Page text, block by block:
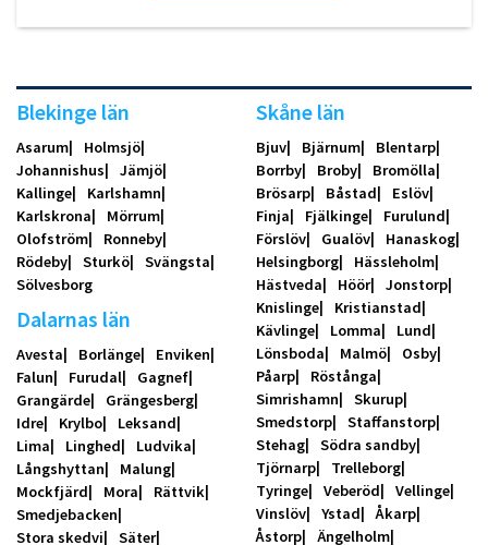
Blekinge län
Asarum
Holmsjö
Johannishus
Jämjö
Kallinge
Karlshamn
Karlskrona
Mörrum
Olofström
Ronneby
Rödeby
Sturkö
Svängsta
Sölvesborg
Dalarnas län
Avesta Borlänge
Enviken
Falun
Furudal
Gagnef
Grangärde
Grängesberg
Idre
Krylbo
Leksand
Lima
Linghed
Ludvika
Långshyttan
Malung
Mockfjärd
Mora
Rättvik
Smedjebacken
Stora skedvi
Säter
Skåne län
Bjuv Bjärnum
Blentarp
Borrby
Broby
Bromölla
Brösarp
Båstad
Eslöv
Finja
Fjälkinge
Furulund
Förslöv
Gualöv
Hanaskog
Helsingborg
Hässleholm
Hästveda
Höör
Jonstorp
Knislinge
Kristianstad
Kävlinge
Lomma
Lund
Lönsboda
Malmö
Osby
Påarp
Röstånga
Simrishamn
Skurup
Smedstorp
Staffanstorp
Stehag
Södra sandby
Tjörnarp
Trelleborg
Tyringe
Veberöd
Vellinge
Vinslöv
Ystad
Åkarp
Åstorp
Ängelholm